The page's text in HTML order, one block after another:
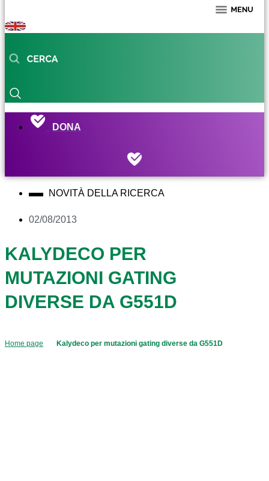
DONA
NOVITÀ DELLA RICERCA
02/08/2013
KALYDECO PER
MUTAZIONI GATING
DIVERSE DA G551D
Home page Kalydeco per mutazioni gating diverse da G551D